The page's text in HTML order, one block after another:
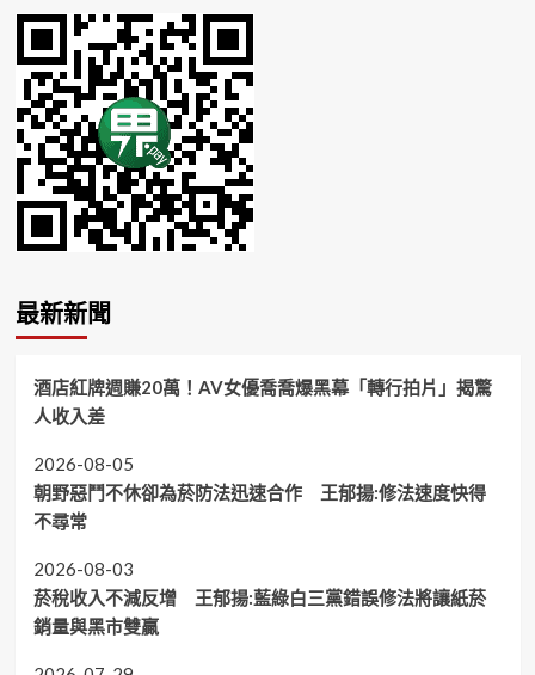
最新新聞
酒店紅牌週賺20萬！AV女優喬喬爆黑幕「轉行拍片」揭驚
人收入差
2026-08-05
朝野惡鬥不休卻為菸防法迅速合作 王郁揚:修法速度快得
不尋常
2026-08-03
菸稅收入不減反增 王郁揚:藍綠白三黨錯誤修法將讓紙菸
銷量與黑市雙贏